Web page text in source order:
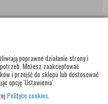
poprawne działanie strony i
Możesz zaakceptować
i przejść do sklepu lub dostosować
opcję 'Ustawienia'.
Polityce cookies.